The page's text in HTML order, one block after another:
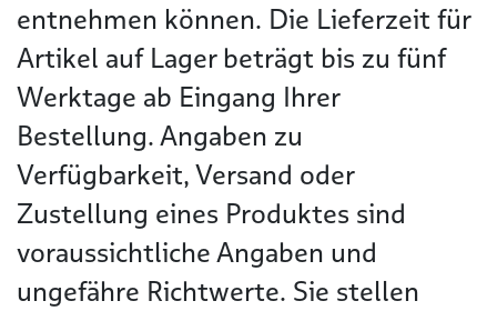
entnehmen können. Die Lieferzeit für
Artikel auf Lager beträgt bis zu fünf
Werktage ab Eingang Ihrer
Bestellung. Angaben zu
Verfügbarkeit, Versand oder
Zustellung eines Produktes sind
voraussichtliche Angaben und
ungefähre Richtwerte. Sie stellen